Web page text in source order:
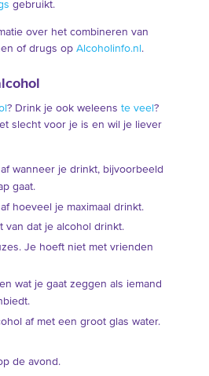
gebruikt.
over het combineren van
of drugs op Alcoholinfo.nl.
? Drink je ook weleens te veel ?
slecht voor je is en wil je liever
wanneer je drinkt, bijvoorbeeld
gaat.
hoeveel je maximaal drinkt.
van dat je alcohol drinkt.
Je hoeft niet met vrienden
wat je gaat zeggen als iemand
af met een groot glas water.
de avond.